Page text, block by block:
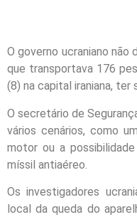
O governo ucraniano
que transportava 176
(8) na capital iraniana, ter
O secretário de
vários cenários, como
motor ou a
míssil antiaéreo.
Os investigadores
local da queda do